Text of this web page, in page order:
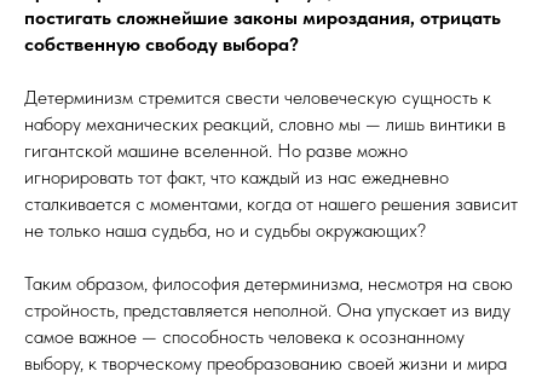
постигать сложнейшие законы мироздания, отрицать
собственную свободу выбора?
Детерминизм стремится свести человеческую сущность к
набору механических реакций, словно мы — лишь винтики в
гигантской машине вселенной. Но разве можно
игнорировать тот факт, что каждый из нас ежедневно
сталкивается с моментами, когда от нашего решения зависит
не только наша судьба, но и судьбы окружающих?
Таким образом, философия детерминизма, несмотря на свою
стройность, представляется неполной. Она упускает из виду
самое важное — способность человека к осознанному
выбору, к творческому преобразованию своей жизни и мира